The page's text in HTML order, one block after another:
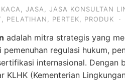
JASA JASA KONSULTAN
PELATIHAN PERTEK PRODUK ·
adalah mitra strategis yang
regulasi hukum,
internasional. Dengan
KLHK (Kementerian